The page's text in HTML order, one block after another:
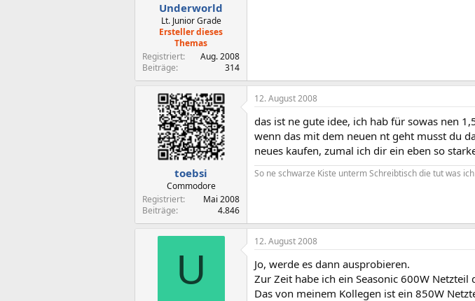
Underworld
Lt. Junior Grade
Ersteller dieses
Themas
Registriert
Aug. 2008
Beiträge
314
toebsi
Commodore
Registriert
Mai 2008
Beiträge
4.846
12. August 2008
das ist ne gute idee, ich hab für sowas nen
wenn das mit dem neuen nt geht musst du
neues kaufen, zumal ich dir ein eben so
So ne schwarze Kiste unterm Schreibtisch die tut was
U
12. August 2008
Jo, werde es dann ausprobieren.
Zur Zeit habe ich ein Seasonic 600W Netzteil
Das von meinem Kollegen ist ein 850W